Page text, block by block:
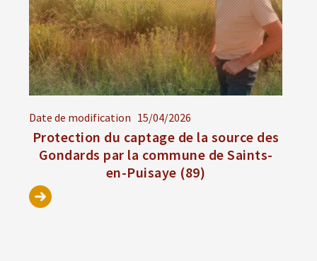
Date de modification 15/04/2026
Protection du captage de la source des
Gondards par la commune de Saints-
en-Puisaye (89)